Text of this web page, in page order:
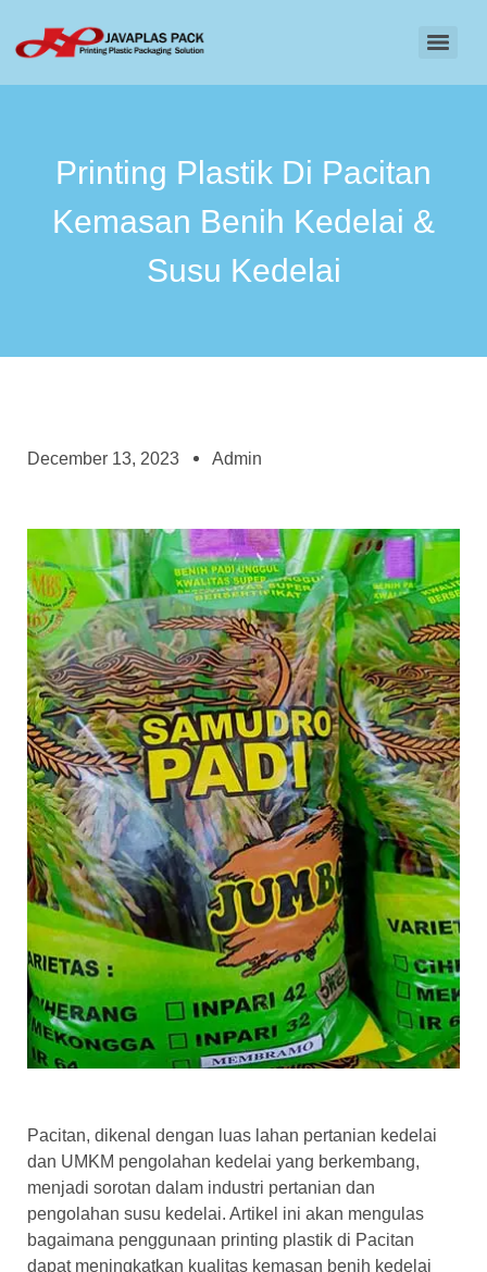
Printing Plastik Di Pacitan
Kemasan Benih Kedelai &
Susu Kedelai
December 13, 2023 Admin
Pacitan, dikenal dengan luas lahan pertanian kedelai
dan UMKM pengolahan kedelai yang berkembang,
menjadi sorotan dalam industri pertanian dan
pengolahan susu kedelai. Artikel ini akan mengulas
bagaimana penggunaan printing plastik di Pacitan
dapat meningkatkan kualitas kemasan benih kedelai